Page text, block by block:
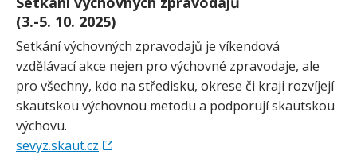
(3.-5. 10. 2025)
Setkání výchovných zpravodajů je víkendová
vzdělávací akce nejen pro výchovné zpravodaje, ale
pro všechny, kdo na středisku, okrese či kraji rozvíjejí
skautskou výchovnou metodu a podporují skautskou
výchovu.
sevyz.skaut.cz